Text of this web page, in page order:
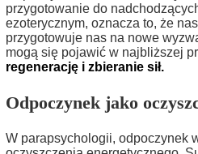
przygotowanie do
ezoterycznym, oznacza to, że
przygotowuje nas na nowe
mogą się pojawić w najbliższej
regenerację i zbieranie sił.
Odpoczynek jako
W parapsychologii, odpoczynek